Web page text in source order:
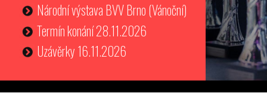
Národní výstava BVV Brno (Vánoční)
Termín konání 28.11.2026
Uzávěrky 16.11.2026